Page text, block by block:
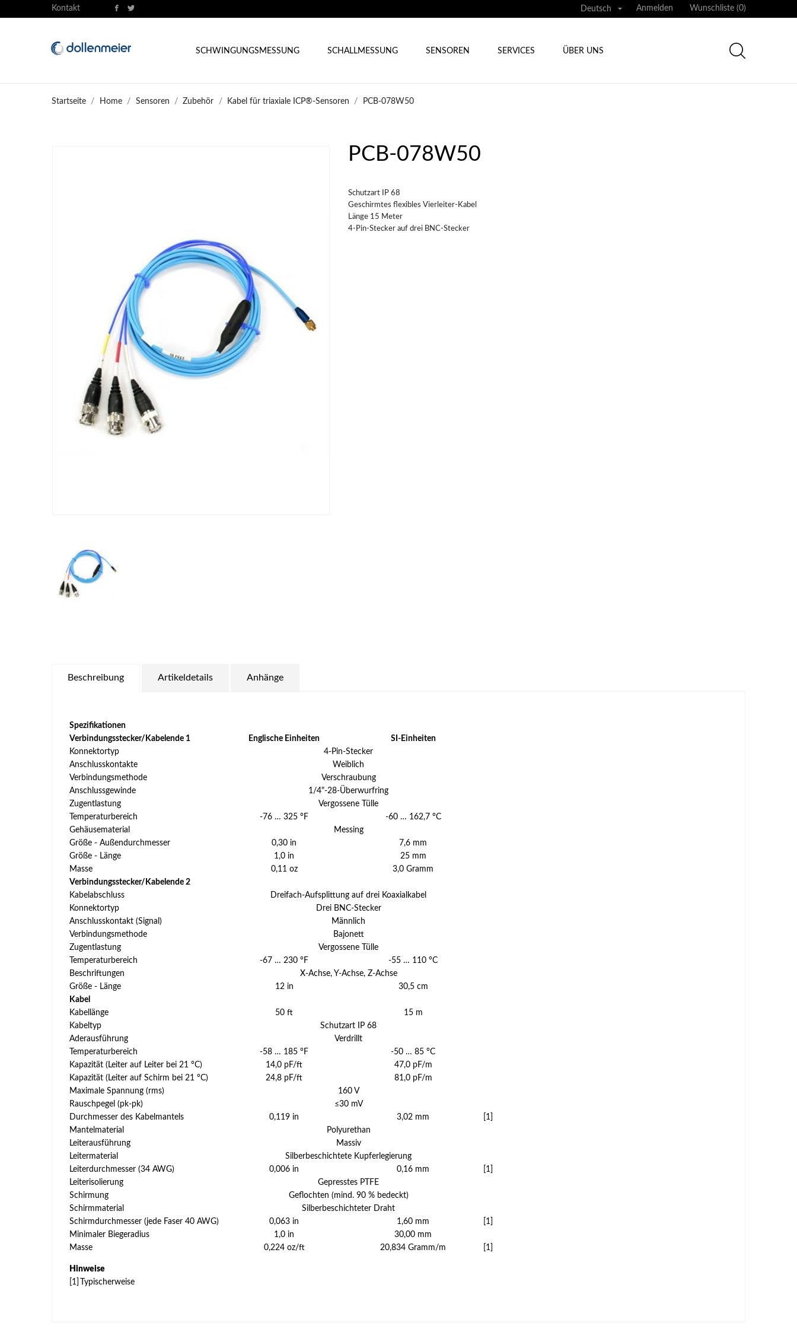
Kontakt Deutsch  Anmelden Wunschliste (0)
SCHWINGUNGSMESSUNG SCHALLMESSUNG SENSOREN SERVICES ÜBER UNS
Startseite Home Sensoren Zubehör Kabel für triaxiale ICP®-Sensoren PCB-078W50
PCB-078W50
Schutzart IP 68
Geschirmtes flexibles Vierleiter-Kabel
Länge 15 Meter
4-Pin-Stecker auf drei BNC-Stecker
Beschreibung Artikeldetails Anhänge
Spezifikationen
Verbindungsstecker/Kabelende 1
Englische Einheiten
SI-Einheiten
Konnektortyp
4-Pin-Stecker
Anschlusskontakte
Weiblich
Verbindungsmethode
Verschraubung
Anschlussgewinde
1/4"-28-Überwurfring
Zugentlastung
Vergossene Tülle
Temperaturbereich
-76 … 325 °F
-60 … 162,7 °C
Gehäusematerial
Messing
Größe - Außendurchmesser
0,30 in
7,6 mm
Größe - Länge
1,0 in
25 mm
Masse
0,11 oz
3,0 Gramm
Verbindungsstecker/Kabelende 2
Kabelabschluss
Dreifach-Aufsplittung auf drei Koaxialkabel
Konnektortyp
Drei BNC-Stecker
Anschlusskontakt (Signal)
Männlich
Verbindungsmethode
Bajonett
Zugentlastung
Vergossene Tülle
Temperaturbereich
-67 … 230 °F
-55 … 110 °C
Beschriftungen
X-Achse, Y-Achse, Z-Achse
Größe - Länge
12 in
30,5 cm
Kabel
Kabellänge
50 ft
15 m
Kabeltyp
Schutzart IP 68
Aderausführung
Verdrillt
Temperaturbereich
-58 … 185 °F
-50 … 85 °C
Kapazität (Leiter auf Leiter bei 21 °C)
14,0 pF/ft
47,0 pF/m
Kapazität (Leiter auf Schirm bei 21 °C)
24,8 pF/ft
81,0 pF/m
Maximale Spannung (rms)
160 V
Rauschpegel (pk-pk)
≤30 mV
Durchmesser des Kabelmantels
0,119 in 3,02 mm
[1]
Mantelmaterial
Polyurethan
Leiterausführung
Massiv
Leitermaterial
Silberbeschichtete Kupferlegierung
Leiterdurchmesser (34 AWG)
0,006 in 0,16 mm
[1]
Leiterisolierung
Gepresstes PTFE
Schirmung
Geflochten (mind. 90 % bedeckt)
Schirmmaterial
Silberbeschichteter Draht
Schirmdurchmesser (jede Faser 40 AWG)
0,063 in 1,60 mm
[1]
Minimaler Biegeradius
1,0 in
30,00 mm
Masse
0,224 oz/ft 20,834 Gramm/m [1]
Hinweise
[1]
Typischerweise